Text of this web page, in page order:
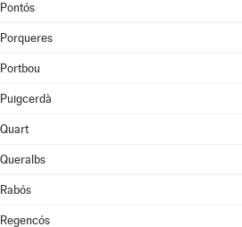
Pontós
Porqueres
Portbou
Puigcerdà
Quart
Queralbs
Rabós
Regencós